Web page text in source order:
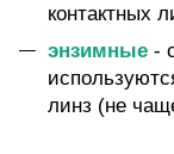
контактных
энзимные -
линз (не